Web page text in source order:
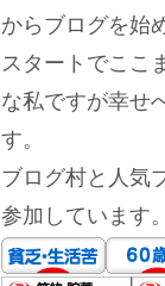
からブログを始
スタートでここ
な私ですが幸せ
す。
ブログ村と人気
参加しています。